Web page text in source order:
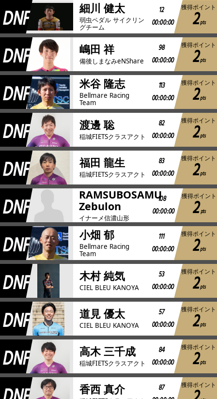
DNF 細川 健太
弱虫ペダル サイクリン
グチーム
12
00:00:00
獲得ポイント
2pts
DNF 嶋田 祥
備後しまなみeNShare
98
00:00:00
獲得ポイント
2pts
DNF 米谷 隆志
Bellmare Racing
Team
113
00:00:00
獲得ポイント
2pts
DNF 渡邊 聡
稲城FIETSクラスアクト
82
00:00:00
獲得ポイント
2pts
DNF 福田 龍生
稲城FIETSクラスアクト
83
00:00:00
獲得ポイント
2pts
DNF
RAMSUBOSAMU
Zebulon
イナーメ信濃山形
108
00:00:00
獲得ポイント
2pts
DNF 小畑 郁
Bellmare Racing
Team
111
00:00:00
獲得ポイント
2pts
DNF 木村 純気
CIEL BLEU KANOYA
53
00:00:00
獲得ポイント
2pts
DNF 道見 優太
CIEL BLEU KANOYA
57
00:00:00
獲得ポイント
2pts
DNF 高木 三千成
稲城FIETSクラスアクト
84
00:00:00
獲得ポイント
2pts
香西 真介
87
獲得ポイント